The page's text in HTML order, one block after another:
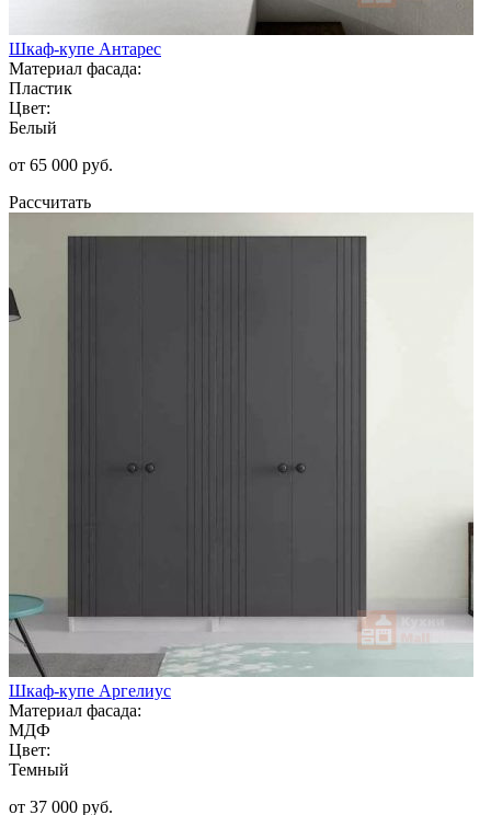
Шкаф-купе Антарес
Материал фасада:
Пластик
Цвет:
Белый
от 65 000 руб.
Рассчитать
Шкаф-купе Аргелиус
Материал фасада:
МДФ
Цвет:
Темный
от 37 000 руб.